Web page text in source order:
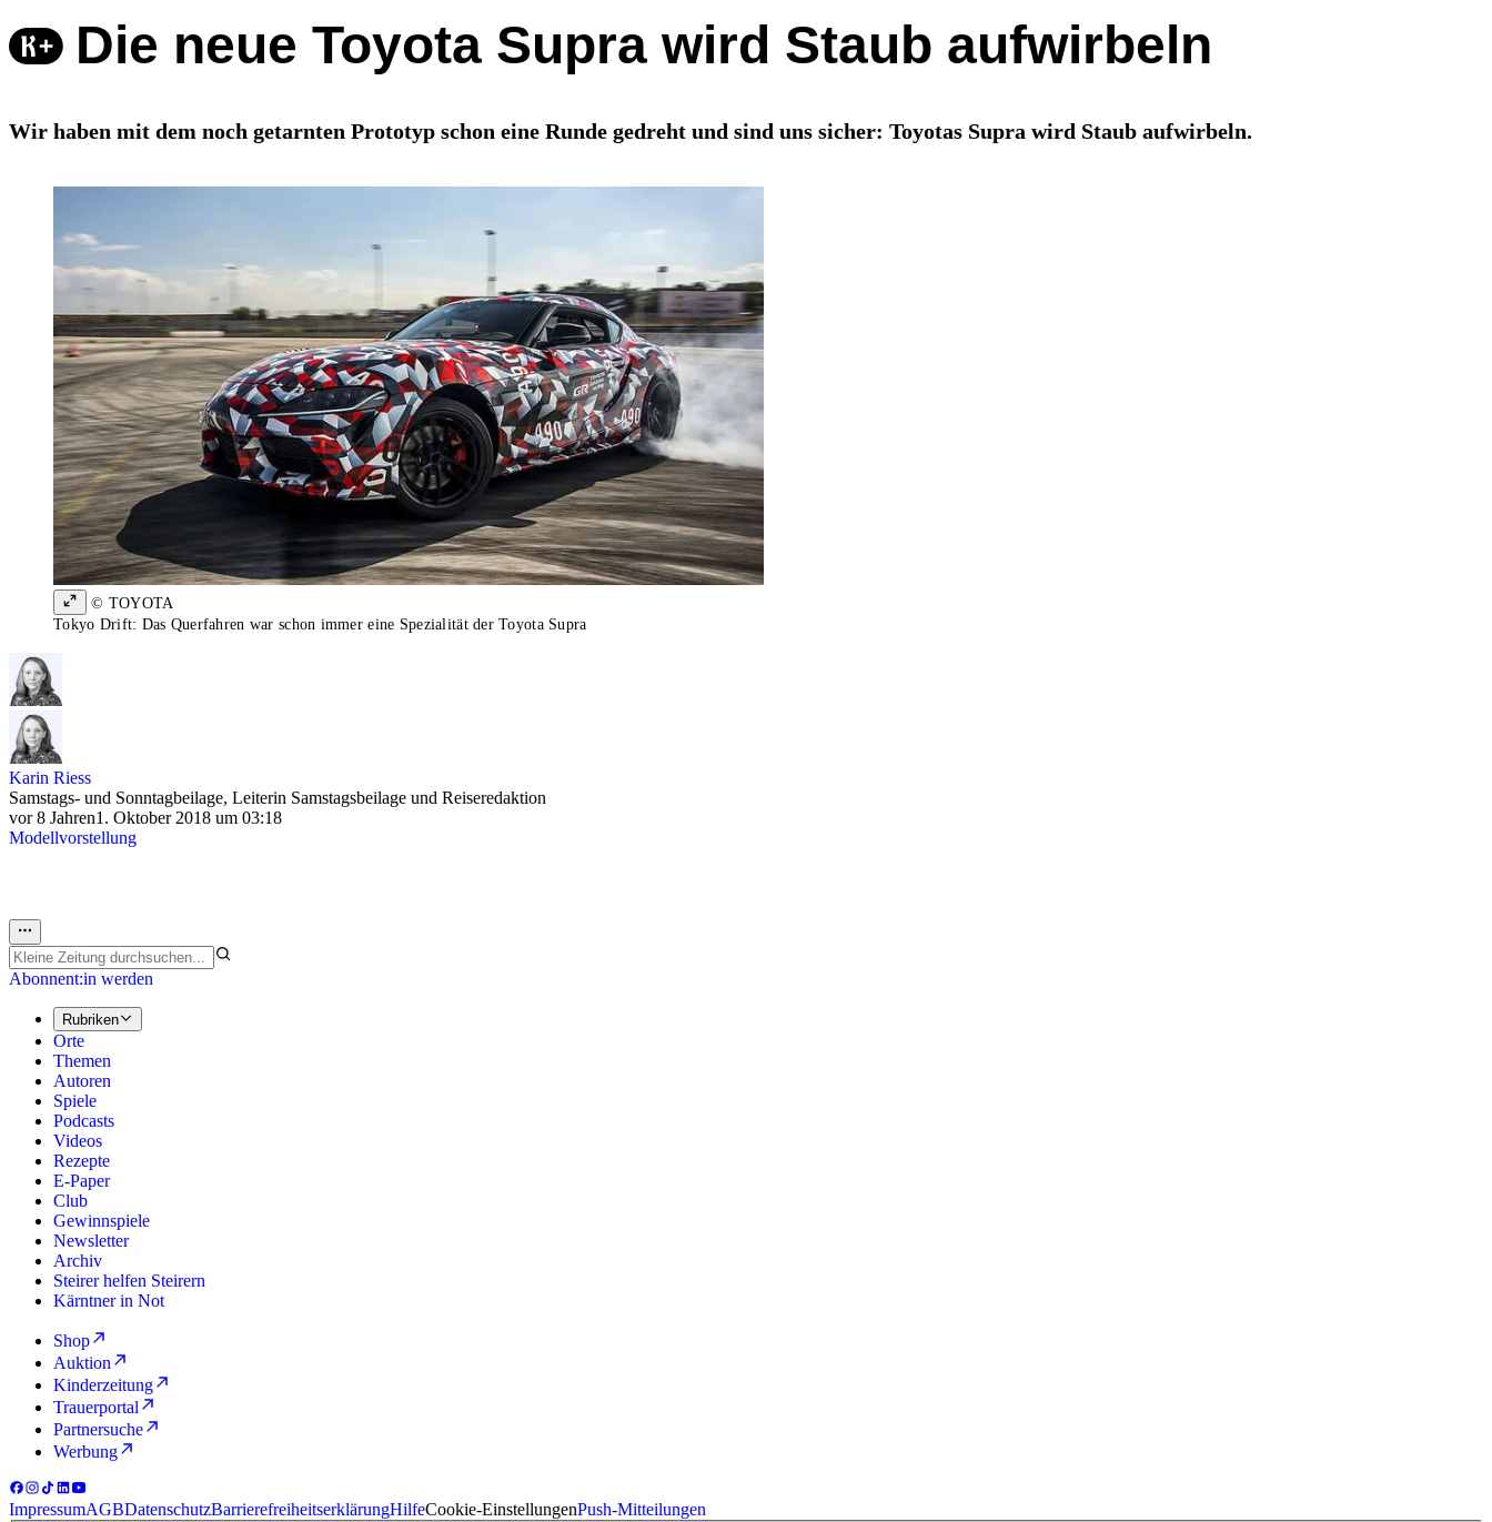
Die neue Toyota Supra wird Staub aufwirbeln
Wir haben mit dem noch getarnten Prototyp schon eine Runde gedreht und sind uns sicher: Toyotas Supra wird Staub aufwirbeln.
© TOYOTA
Tokyo Drift: Das Querfahren war schon immer eine Spezialität der Toyota Supra
Karin Riess
Samstags- und Sonntagbeilage, Leiterin Samstagsbeilage und Reiseredaktion
vor 8 Jahren1. Oktober 2018 um 03:18
Modellvorstellung
Abonnent:in werden
Rubriken
Orte
Themen
Autoren
Spiele
Podcasts
Videos
Rezepte
E-Paper
Club
Gewinnspiele
Newsletter
Archiv
Steirer helfen Steirern
Kärntner in Not
Shop
Auktion
Kinderzeitung
Trauerportal
Partnersuche
Werbung
ImpressumAGBDatenschutzBarrierefreiheitserklärungHilfeCookie-EinstellungenPush-Mitteilungen